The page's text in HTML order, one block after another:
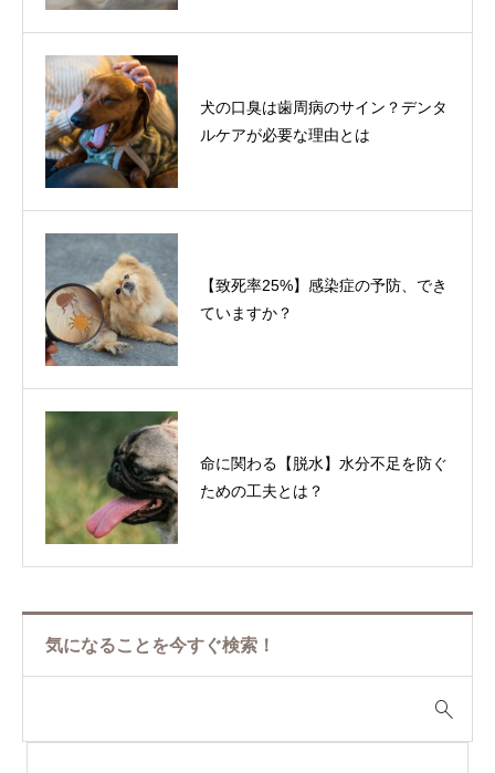
犬の口臭は歯周病のサイン？デンタ
ルケアが必要な理由とは
【致死率25%】感染症の予防、でき
ていますか？
命に関わる【脱水】水分不足を防ぐ
ための工夫とは？
気になることを今すぐ検索！